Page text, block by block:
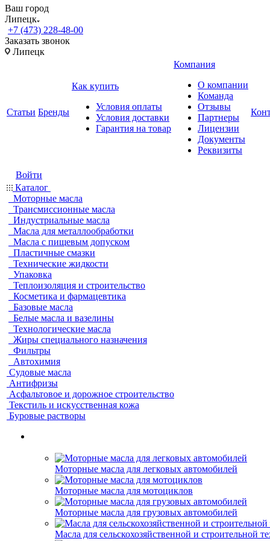
Ваш город
Липецк
+7 (473) 228-48-00
Заказать звонок
Липецк
Статьи Бренды
Как купить
Условия оплаты
Условия доставки
Гарантия на товар
Компания
О компании
Команда
Отзывы
Партнеры
Лицензии
Документы
Реквизиты
Войти
Каталог
Моторные масла
Трансмиссионные масла
Индустриальные масла
Масла для металлообработки
Масла с пищевым допуском
Пластичные смазки
Технические жидкости
Упаковка
Теплоизоляция и строительство
Косметика и фармацевтика
Базовые масла
Белые масла и вазелины
Технологические масла
Жиры специального назначения
Фильтры
Автохимия
Судовые масла
Антифризы
Асфальтовое и дорожное строительство
Текстиль и искусственная кожа
Буровые растворы
Моторные масла для легковых автомобилей
Моторные масла для мотоциклов
Моторные масла для грузовых автомобилей
Масла для сельскохозяйственной и строительной